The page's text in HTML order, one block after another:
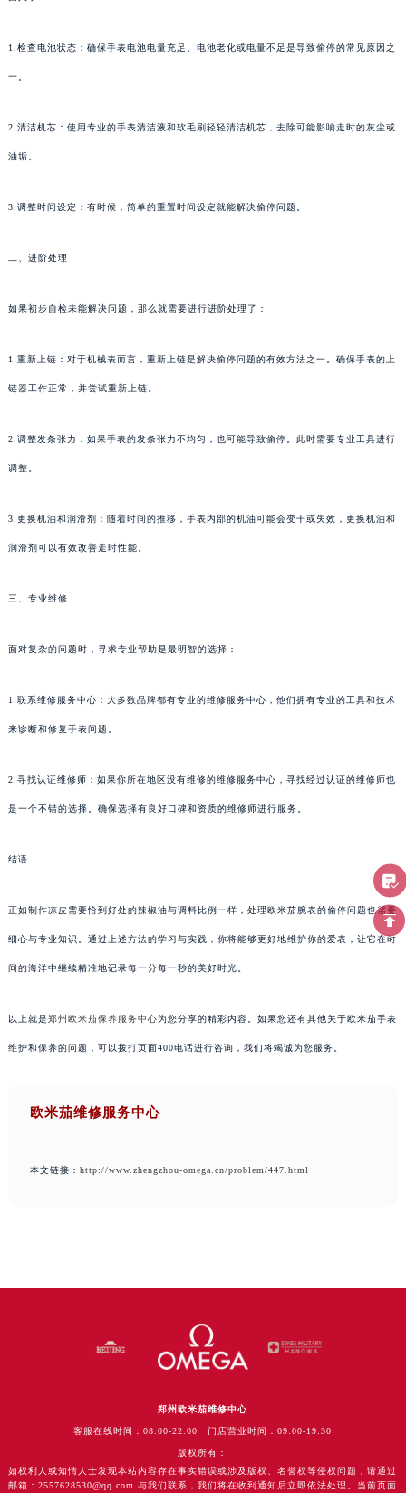
1.检查电池状态：确保手表电池电量充足。电池老化或电量不足是导致偷停的常见原因之
一。
2.清洁机芯：使用专业的手表清洁液和软毛刷轻轻清洁机芯，去除可能影响走时的灰尘或
油垢。
3.调整时间设定：有时候，简单的重置时间设定就能解决偷停问题。
二、进阶处理
如果初步自检未能解决问题，那么就需要进行进阶处理了：
1.重新上链：对于机械表而言，重新上链是解决偷停问题的有效方法之一。确保手表的上
链器工作正常，并尝试重新上链。
2.调整发条张力：如果手表的发条张力不均匀，也可能导致偷停。此时需要专业工具进行
调整。
3.更换机油和润滑剂：随着时间的推移，手表内部的机油可能会变干或失效，更换机油和
润滑剂可以有效改善走时性能。
三、专业维修
面对复杂的问题时，寻求专业帮助是最明智的选择：
1.联系维修服务中心：大多数品牌都有专业的维修服务中心，他们拥有专业的工具和技术
来诊断和修复手表问题。
2.寻找认证维修师：如果你所在地区没有维修的维修服务中心，寻找经过认证的维修师也
是一个不错的选择。确保选择有良好口碑和资质的维修师进行服务。
结语
正如制作凉皮需要恰到好处的辣椒油与调料比例一样，处理欧米茄腕表的偷停问题也需要
细心与专业知识。通过上述方法的学习与实践，你将能够更好地维护你的爱表，让它在时
间的海洋中继续精准地记录每一分每一秒的美好时光。
以上就是郑州欧米茄保养服务中心为您分享的精彩内容。如果您还有其他关于欧米茄手表
维护和保养的问题，可以拨打页面400电话进行咨询，我们将竭诚为您服务。
欧米茄维修服务中心
本文链接： http://www.zhengzhou-omega.cn/problem/447.html
郑州欧米茄维修中心
客服在线时间：08:00-22:00 门店营业时间：09:00-19:30
版权所有：
如权利人或知情人士发现本站内容存在事实错误或涉及版权、名誉权等侵权问题，请通过
邮箱：2557628530@qq.com 与我们联系，我们将在收到通知后立即依法处理。当前页面